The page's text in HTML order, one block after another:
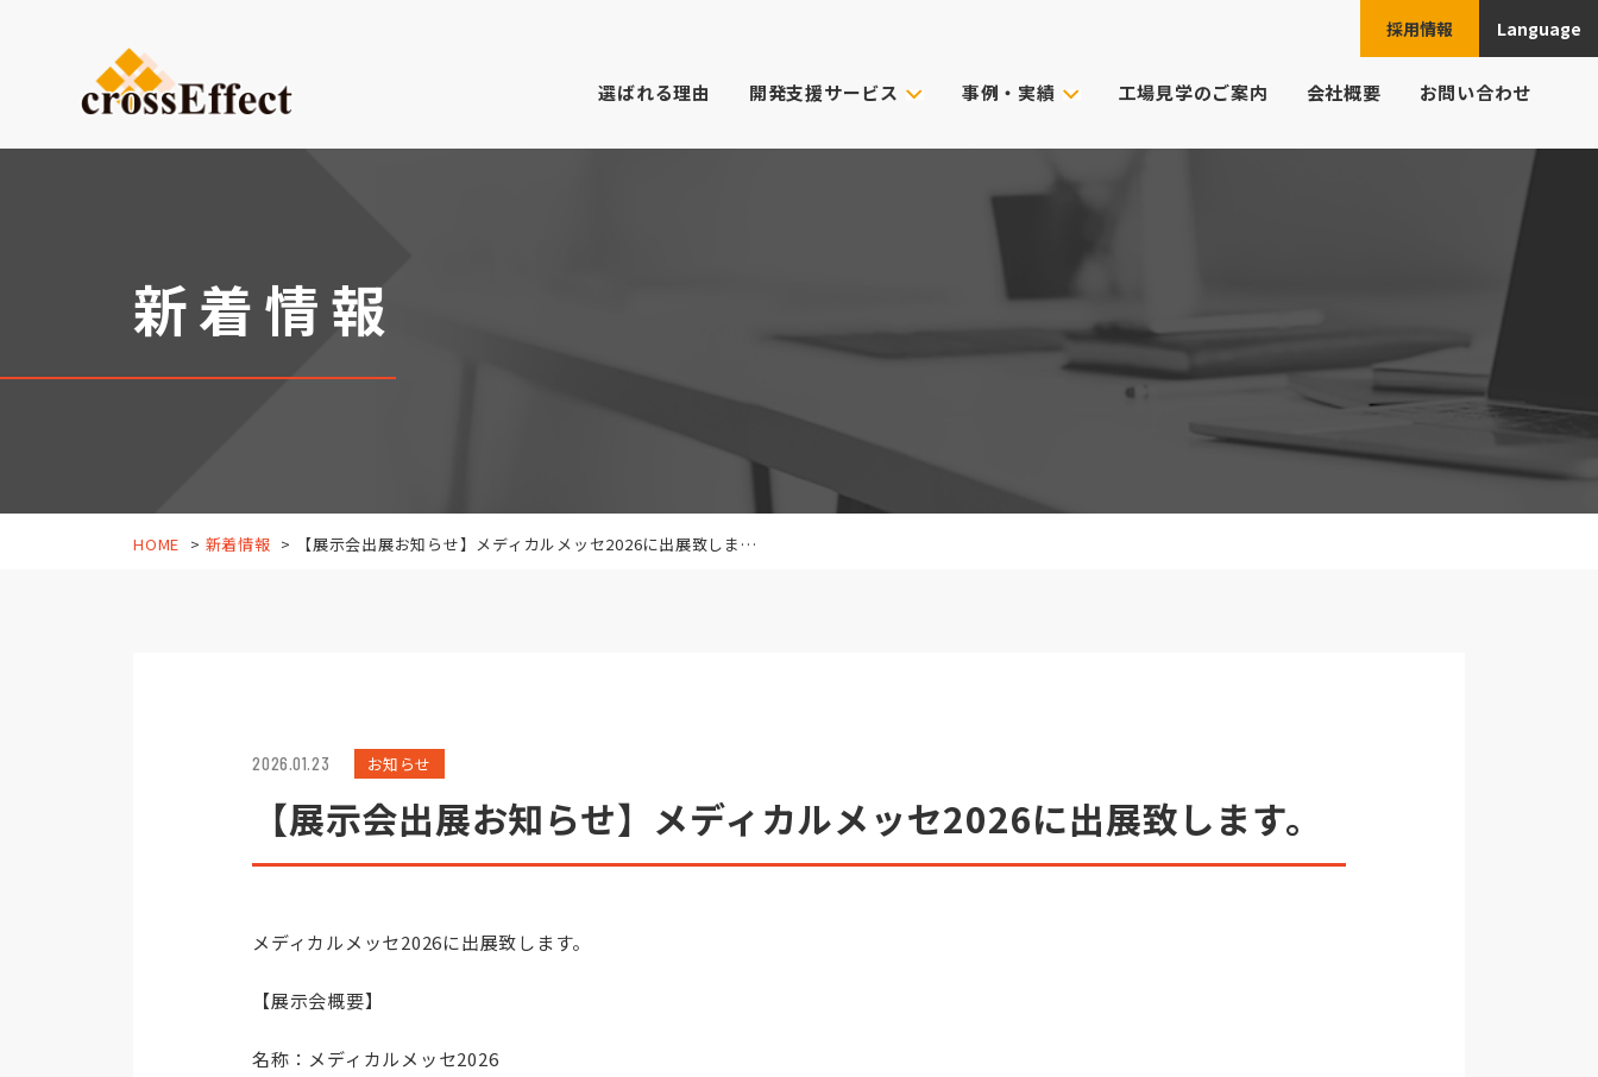
採用情報 Language
JPN
CHN
選ばれる理由 開発支援サービス
小ロット生産
医療系ものづくり・臓器モデル
(グループ会社：クロスメディカル)
スキャニング
事例・実績
主なクライアント様の業界
工場見学のご案内 会社概要 お問い合わせ
新着情報
HOME 新着情報 【展示会出展お知らせ】メディカルメッセ2026に出展致します。
2026.01.23 お知らせ
【展示会出展お知らせ】メディカルメッセ2026に出展致します。
メディカルメッセ2026に出展致します。
【展示会概要】
名称：メディカルメッセ2026